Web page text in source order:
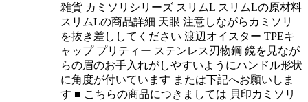
雑貨 カミソリシリーズ スリムL スリムLの原材料
スリムLの商品詳細 天眼 注意しながらカミソリ
を抜き差ししてください 渡辺オイスター TPEキ
ャップ プリティー ステンレス刃物鋼 鏡を見なが
らの眉のお手入れがしやすいようにハンドル形状
に角度が付いています または下記へお願いしま
す ■ こちらの商品につきましては 貝印カミソリ